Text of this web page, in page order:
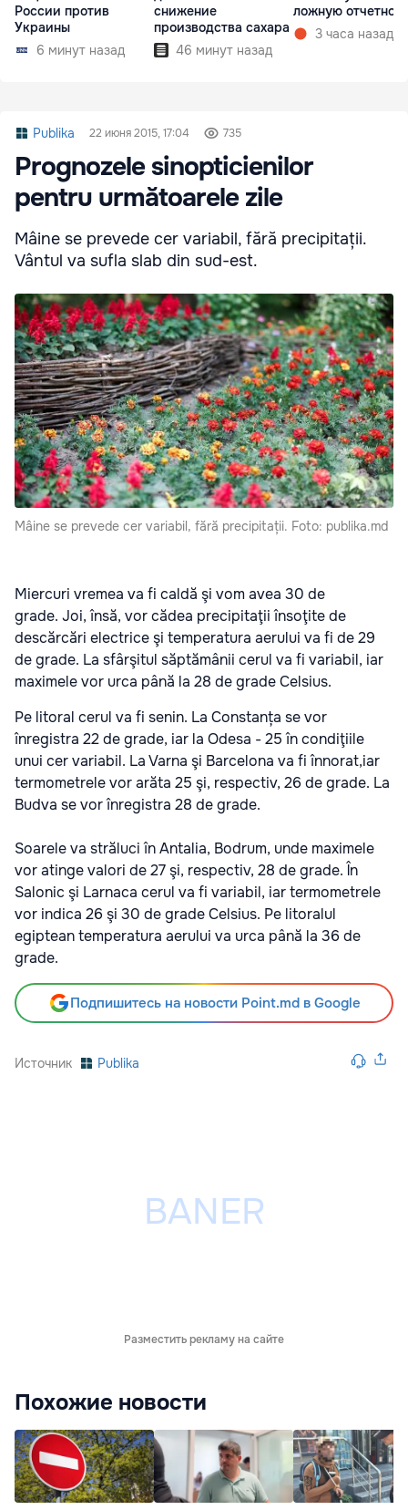
России против
Украины
6 минут назад
снижение
производства сахара
46 минут назад
ложную
3 часа назад
Publika 22 июня 2015, 17:04 735
Prognozele sinopticienilor
pentru următoarele zile
Mâine se prevede cer variabil, fără precipitații.
Vântul va sufla slab din sud-est.
Mâine se prevede cer variabil, fără precipitații. Foto: publika.md
Miercuri vremea va fi caldă şi vom avea 30 de
grade. Joi, însă, vor cădea precipitaţii însoţite de
descărcări electrice şi temperatura aerului va fi de 29
de grade. La sfârşitul săptămânii cerul va fi variabil, iar
maximele vor urca până la 28 de grade Celsius.
Pe litoral cerul va fi senin. La Constanța se vor
înregistra 22 de grade, iar la Odesa - 25 în condiţiile
unui cer variabil. La Varna şi Barcelona va fi înnorat,iar
termometrele vor arăta 25 şi, respectiv, 26 de grade. La
Budva se vor înregistra 28 de grade.
Soarele va străluci în Antalia, Bodrum, unde maximele
vor atinge valori de 27 şi, respectiv, 28 de grade. În
Salonic şi Larnaca cerul va fi variabil, iar termometrele
vor indica 26 şi 30 de grade Celsius. Pe litoralul
egiptean temperatura aerului va urca până la 36 de
grade.
Подпишитесь на новости Point.md в Google
Источник Publika
Разместить рекламу на сайте
Похожие новости